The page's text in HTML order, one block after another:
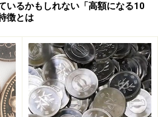
いるかもしれない「高額になる10
徴とは